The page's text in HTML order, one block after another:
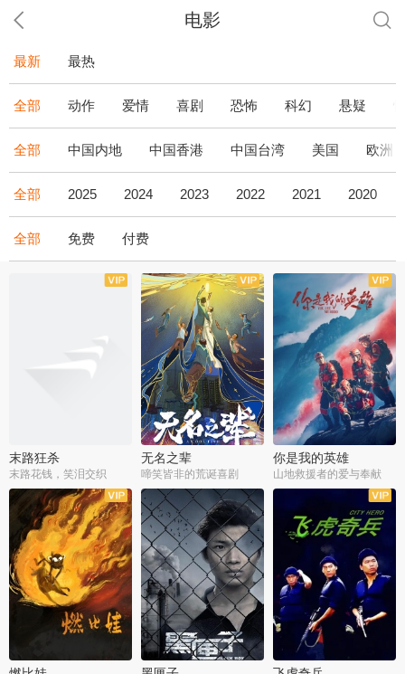
电影
最新 最热
全部 动作 爱情 喜剧 恐怖 科幻 悬疑
全部 中国内地 中国香港 中国台湾 美国 欧洲
全部 2025 2024 2023 2022 2021 2020
全部 免费 付费
末路狂杀
末路花钱，笑泪交织
无名之辈
啼笑皆非的荒诞喜剧
你是我的英雄
山地救援者的爱与奉献